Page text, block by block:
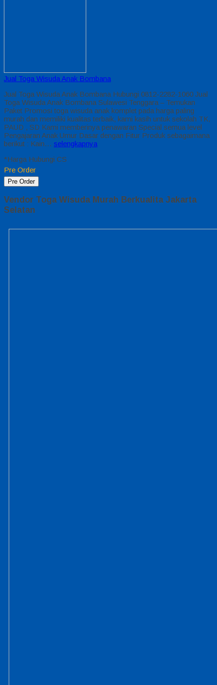
Jual Toga Wisuda Anak Bombana
Jual Toga Wisuda Anak Bombana Hubungi 0812-2282-1060 Jual
Toga Wisuda Anak Bombana Sulawesi Tenggara – Temukan
Paket Promosi toga wisuda anak komplet pada harga paling
murah dan memiliki kualitas terbaik, kami kasih untuk sekolah TK,
PAUD , SD Kami memberinya penawaran Special semua level
Pengajaran Anak Umur Dasar dengan Fitur Produk sebagaimana
berikut : Kain… selengkapnya
*Harga Hubungi CS
Pre Order
Pre Order
Vendor Toga Wisuda Murah Berkualita Jakarta
Selatan